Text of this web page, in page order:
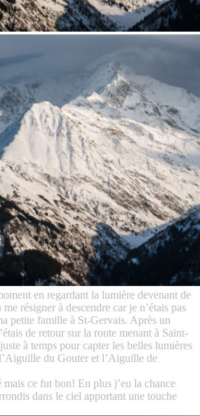
en regardant la lumière devenant de
résigner à descendre car je n’étais pas
petite famille à St-Gervais. Après un
de retour sur la route menant à Saint-
à temps pour capter les belles lumières
du Gouter et l’Aiguille de
ce fut bon! En plus j’eu la chance
dans le ciel apportant une touche